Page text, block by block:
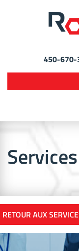
450-670-
RETOUR AUX